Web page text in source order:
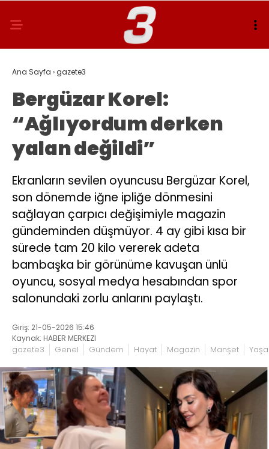
Ana Sayfa ›gazete3
Bergüzar Korel:
“Ağlıyordum derken
yalan değildi”
Ekranların sevilen oyuncusu Bergüzar Korel,
son dönemde iğne ipliğe dönmesini
sağlayan çarpıcı değişimiyle magazin
gündeminden düşmüyor. 4 ay gibi kısa bir
sürede tam 20 kilo vererek adeta
bambaşka bir görünüme kavuşan ünlü
oyuncu, sosyal medya hesabından spor
salonundaki zorlu anlarını paylaştı.
Giriş: 21-05-2026 15:46
Kaynak: HABER MERKEZI
gazete3 Genel Gündem Hayat Magazin Manşet